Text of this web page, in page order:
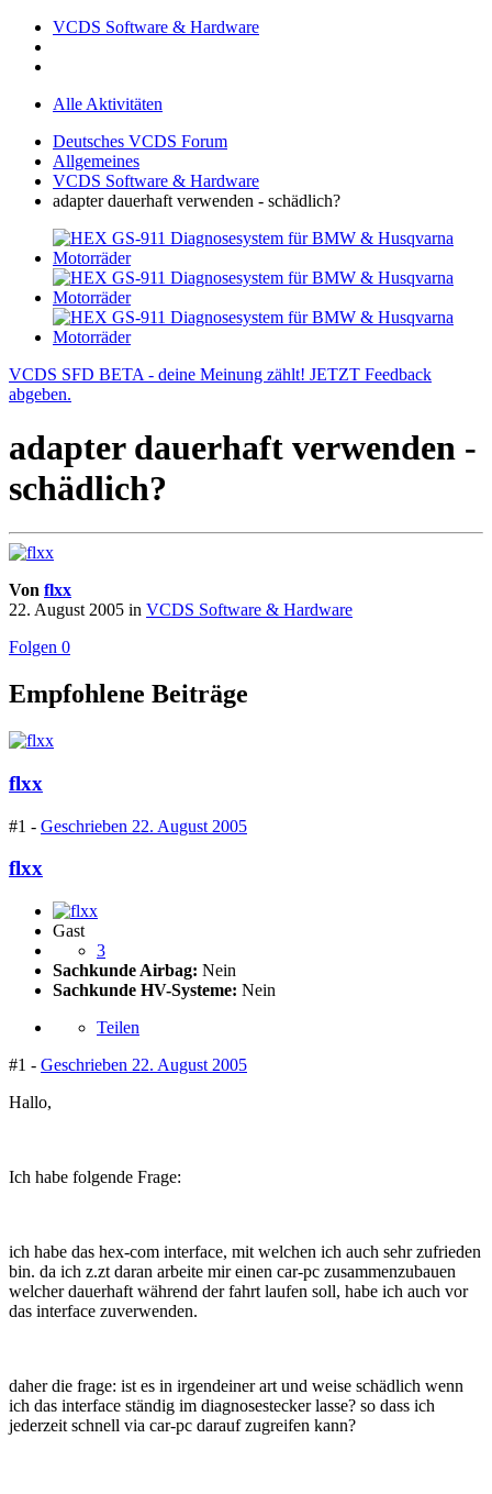
VCDS Software & Hardware
Alle Aktivitäten
Deutsches VCDS Forum
Allgemeines
VCDS Software & Hardware
adapter dauerhaft verwenden - schädlich?
VCDS SFD BETA - deine Meinung zählt! JETZT Feedback
abgeben.
adapter dauerhaft verwenden -
schädlich?
Von flxx
22. August 2005 in VCDS Software & Hardware
Folgen 0
Empfohlene Beiträge
flxx
#1 - Geschrieben 22. August 2005
flxx
Gast
3
Sachkunde Airbag: Nein
Sachkunde HV-Systeme: Nein
Teilen
#1 - Geschrieben 22. August 2005
Hallo,
Ich habe folgende Frage:
ich habe das hex-com interface, mit welchen ich auch sehr zufrieden
bin. da ich z.zt daran arbeite mir einen car-pc zusammenzubauen
welcher dauerhaft während der fahrt laufen soll, habe ich auch vor
das interface zuverwenden.
daher die frage: ist es in irgendeiner art und weise schädlich wenn
ich das interface ständig im diagnosestecker lasse? so dass ich
jederzeit schnell via car-pc darauf zugreifen kann?